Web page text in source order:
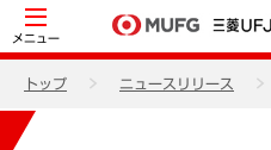
メニュー
トップ ニュースリリース